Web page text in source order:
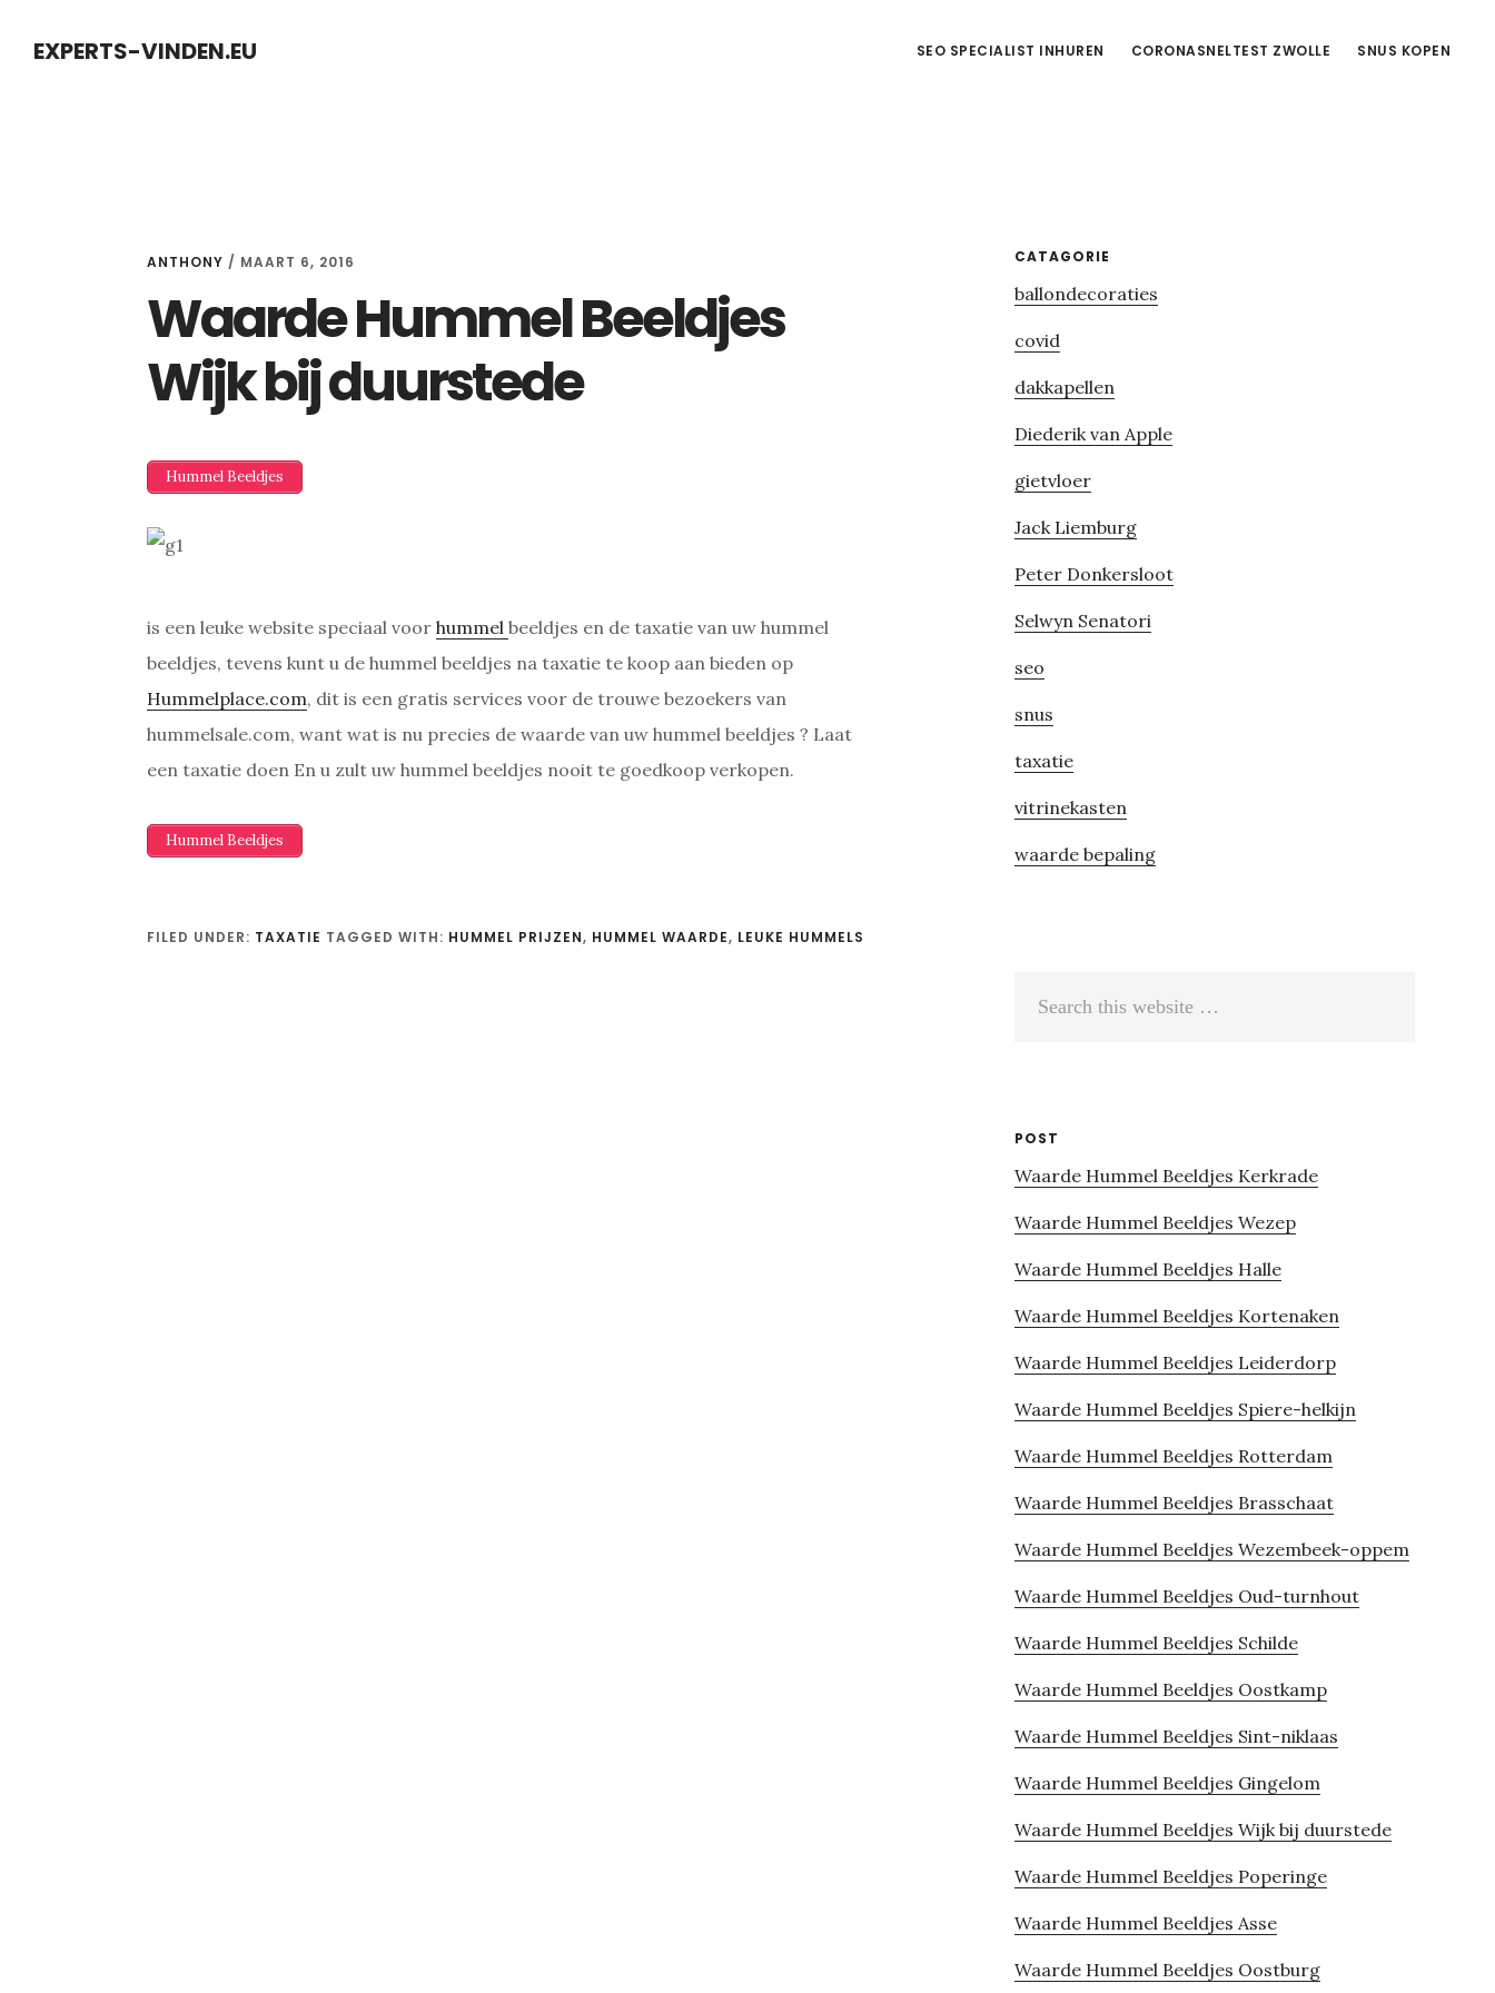
EXPERTS-VINDEN.EU SEO SPECIALIST INHUREN CORONASNELTEST ZWOLLE SNUS KOPEN
ANTHONY / MAART 6, 2016
Waarde Hummel Beeldjes
Wijk bij duurstede
Hummel Beeldjes
is een leuke website speciaal voor hummel beeldjes en de taxatie van uw hummel
beeldjes, tevens kunt u de hummel beeldjes na taxatie te koop aan bieden op
Hummelplace.com, dit is een gratis services voor de trouwe bezoekers van
hummelsale.com, want wat is nu precies de waarde van uw hummel beeldjes ? Laat
een taxatie doen En u zult uw hummel beeldjes nooit te goedkoop verkopen.
Hummel Beeldjes
FILED UNDER: TAXATIE TAGGED WITH: HUMMEL PRIJZEN, HUMMEL WAARDE, LEUKE HUMMELS
Primary
Sidebar
CATAGORIE
ballondecoraties
covid
dakkapellen
Diederik van Apple
gietvloer
Jack Liemburg
Peter Donkersloot
Selwyn Senatori
seo
snus
taxatie
vitrinekasten
waarde bepaling
POST
Waarde Hummel Beeldjes Kerkrade
Waarde Hummel Beeldjes Wezep
Waarde Hummel Beeldjes Halle
Waarde Hummel Beeldjes Kortenaken
Waarde Hummel Beeldjes Leiderdorp
Waarde Hummel Beeldjes Spiere-helkijn
Waarde Hummel Beeldjes Rotterdam
Waarde Hummel Beeldjes Brasschaat
Waarde Hummel Beeldjes Wezembeek-oppem
Waarde Hummel Beeldjes Oud-turnhout
Waarde Hummel Beeldjes Schilde
Waarde Hummel Beeldjes Oostkamp
Waarde Hummel Beeldjes Sint-niklaas
Waarde Hummel Beeldjes Gingelom
Waarde Hummel Beeldjes Wijk bij duurstede
Waarde Hummel Beeldjes Poperinge
Waarde Hummel Beeldjes Asse
Waarde Hummel Beeldjes Oostburg